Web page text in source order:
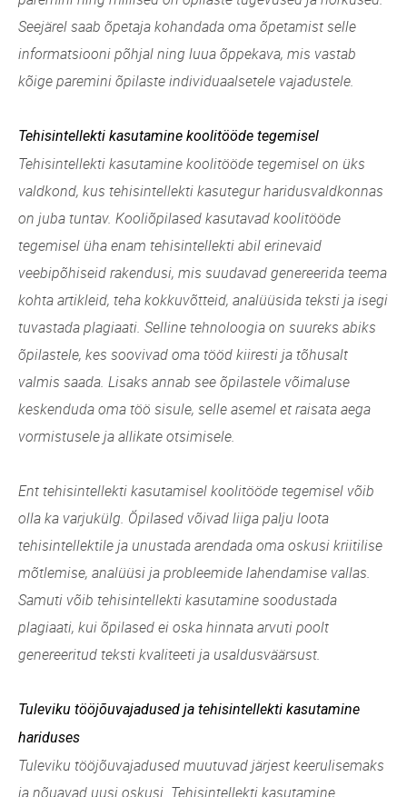
Seejärel saab õpetaja kohandada oma õpetamist selle
informatsiooni põhjal ning luua õppekava, mis vastab
kõige paremini õpilaste individuaalsetele vajadustele.
Tehisintellekti kasutamine koolitööde tegemisel
Tehisintellekti kasutamine koolitööde tegemisel on üks
valdkond, kus tehisintellekti kasutegur haridusvaldkonnas
on juba tuntav. Kooliõpilased kasutavad koolitööde
tegemisel üha enam tehisintellekti abil erinevaid
veebipõhiseid rakendusi, mis suudavad genereerida teema
kohta artikleid, teha kokkuvõtteid, analüüsida teksti ja isegi
tuvastada plagiaati. Selline tehnoloogia on suureks abiks
õpilastele, kes soovivad oma tööd kiiresti ja tõhusalt
valmis saada. Lisaks annab see õpilastele võimaluse
keskenduda oma töö sisule, selle asemel et raisata aega
vormistusele ja allikate otsimisele.
Ent tehisintellekti kasutamisel koolitööde tegemisel võib
olla ka varjukülg. Õpilased võivad liiga palju loota
tehisintellektile ja unustada arendada oma oskusi kriitilise
mõtlemise, analüüsi ja probleemide lahendamise vallas.
Samuti võib tehisintellekti kasutamine soodustada
plagiaati, kui õpilased ei oska hinnata arvuti poolt
genereeritud teksti kvaliteeti ja usaldusväärsust.
Tuleviku tööjõuvajadused ja tehisintellekti kasutamine
hariduses
Tuleviku tööjõuvajadused muutuvad järjest keerulisemaks
ja nõuavad uusi oskusi. Tehisintellekti kasutamine